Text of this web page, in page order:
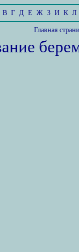
В Г Д Е Ж З И К Л
Главная